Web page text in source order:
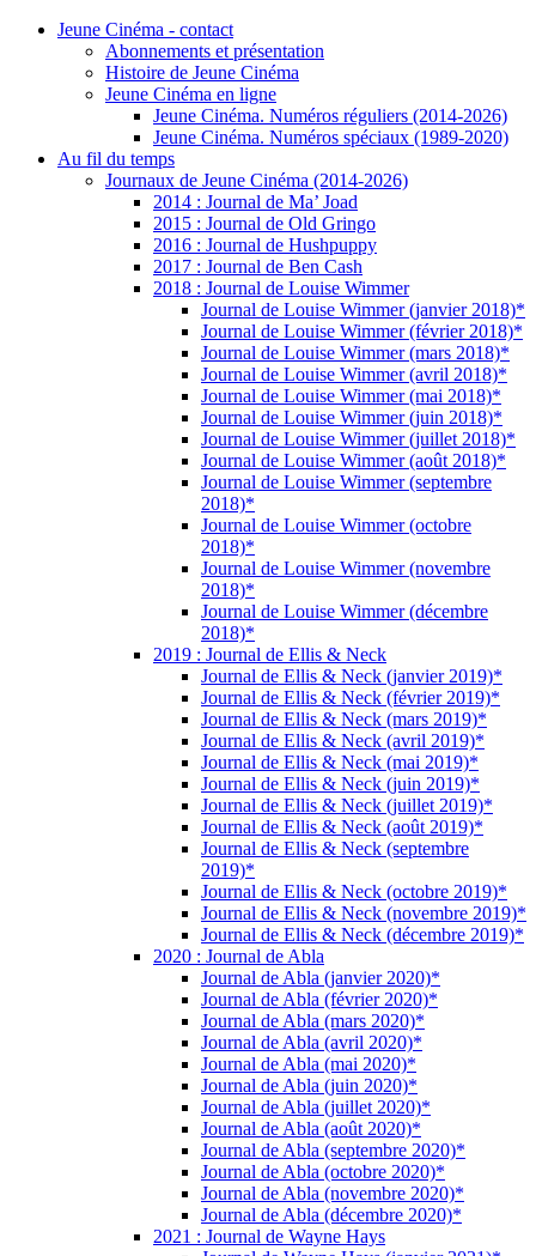
Jeune Cinéma - contact
Abonnements et présentation
Histoire de Jeune Cinéma
Jeune Cinéma en ligne
Jeune Cinéma. Numéros réguliers (2014-2026)
Jeune Cinéma. Numéros spéciaux (1989-2020)
Au fil du temps
Journaux de Jeune Cinéma (2014-2026)
2014 : Journal de Ma’ Joad
2015 : Journal de Old Gringo
2016 : Journal de Hushpuppy
2017 : Journal de Ben Cash
2018 : Journal de Louise Wimmer
Journal de Louise Wimmer (janvier 2018)*
Journal de Louise Wimmer (février 2018)*
Journal de Louise Wimmer (mars 2018)*
Journal de Louise Wimmer (avril 2018)*
Journal de Louise Wimmer (mai 2018)*
Journal de Louise Wimmer (juin 2018)*
Journal de Louise Wimmer (juillet 2018)*
Journal de Louise Wimmer (août 2018)*
Journal de Louise Wimmer (septembre
2018)*
Journal de Louise Wimmer (octobre
2018)*
Journal de Louise Wimmer (novembre
2018)*
Journal de Louise Wimmer (décembre
2018)*
2019 : Journal de Ellis & Neck
Journal de Ellis & Neck (janvier 2019)*
Journal de Ellis & Neck (février 2019)*
Journal de Ellis & Neck (mars 2019)*
Journal de Ellis & Neck (avril 2019)*
Journal de Ellis & Neck (mai 2019)*
Journal de Ellis & Neck (juin 2019)*
Journal de Ellis & Neck (juillet 2019)*
Journal de Ellis & Neck (août 2019)*
Journal de Ellis & Neck (septembre
2019)*
Journal de Ellis & Neck (octobre 2019)*
Journal de Ellis & Neck (novembre 2019)*
Journal de Ellis & Neck (décembre 2019)*
2020 : Journal de Abla
Journal de Abla (janvier 2020)*
Journal de Abla (février 2020)*
Journal de Abla (mars 2020)*
Journal de Abla (avril 2020)*
Journal de Abla (mai 2020)*
Journal de Abla (juin 2020)*
Journal de Abla (juillet 2020)*
Journal de Abla (août 2020)*
Journal de Abla (septembre 2020)*
Journal de Abla (octobre 2020)*
Journal de Abla (novembre 2020)*
Journal de Abla (décembre 2020)*
2021 : Journal de Wayne Hays